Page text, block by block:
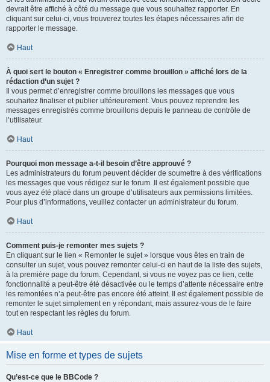
devrait être affiché à côté du message que vous souhaitez rapporter. En
cliquant sur celui-ci, vous trouverez toutes les étapes nécessaires afin de
rapporter le message.
Haut
À quoi sert le bouton « Enregistrer comme brouillon » affiché lors de la
rédaction d’un sujet ?
Il vous permet d’enregistrer comme brouillons les messages que vous
souhaitez finaliser et publier ultérieurement. Vous pouvez reprendre les
messages enregistrés comme brouillons depuis le panneau de contrôle de
l’utilisateur.
Haut
Pourquoi mon message a-t-il besoin d’être approuvé ?
Les administrateurs du forum peuvent décider de soumettre à des vérifications
les messages que vous rédigez sur le forum. Il est également possible que
vous ayez été placé dans un groupe d’utilisateurs aux permissions limitées.
Pour plus d’informations, veuillez contacter un administrateur du forum.
Haut
Comment puis-je remonter mes sujets ?
En cliquant sur le lien « Remonter le sujet » lorsque vous êtes en train de
consulter un sujet, vous pouvez remonter celui-ci en haut de la liste des sujets,
à la première page du forum. Cependant, si vous ne voyez pas ce lien, cette
fonctionnalité a peut-être été désactivée ou le temps d’attente nécessaire entre
les remontées n’a peut-être pas encore été atteint. Il est également possible de
remonter le sujet simplement en y répondant, mais assurez-vous de le faire
tout en respectant les règles du forum.
Haut
Mise en forme et types de sujets
Qu’est-ce que le BBCode ?